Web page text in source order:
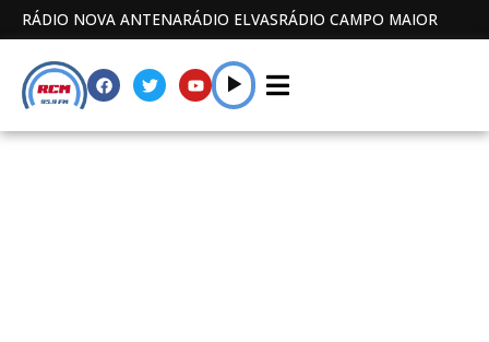
RÁDIO NOVA ANTENARÁDIO ELVASRÁDIO CAMPO MAIOR